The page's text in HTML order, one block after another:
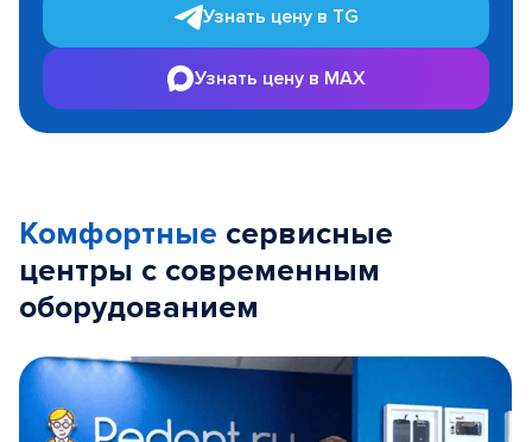
Узнать цену в TG
Узнать цену в MAX
Комфортные сервисные
центры с современным
оборудованием